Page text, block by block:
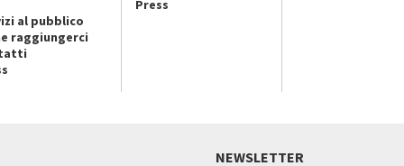
al pubblico
raggiungerci
Press
NEWSLETTER